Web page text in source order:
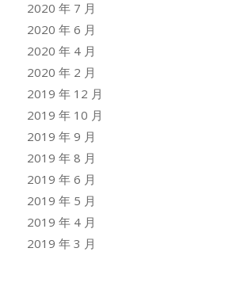
2020 年 7 月
2020 年 6 月
2020 年 4 月
2020 年 2 月
2019 年 12 月
2019 年 10 月
2019 年 9 月
2019 年 8 月
2019 年 6 月
2019 年 5 月
2019 年 4 月
2019 年 3 月